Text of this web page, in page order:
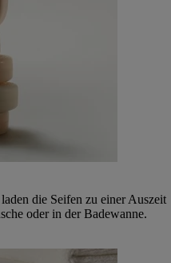
die Seifen zu einer Auszeit
oder in der Badewanne.